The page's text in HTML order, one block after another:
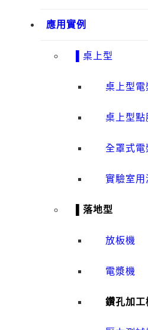
應用實例
▌桌上型
桌上型電
桌上型點
全罩式電
實驗室用
▌落地型
放板機
電漿機
鑽孔加工